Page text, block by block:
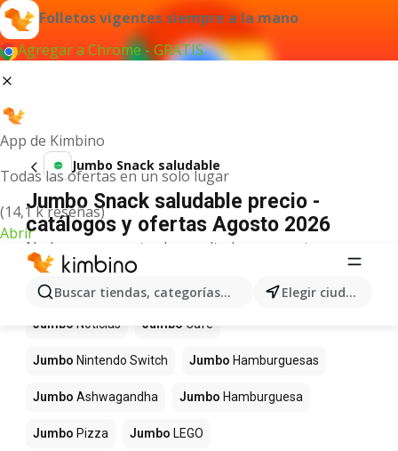
Folletos vigentes siempre a la mano
Agregar a Chrome - GRATIS
App de Kimbino
Todas las ofertas en un solo lugar
(14,1 k reseñas)
Abrir
Buscar tiendas, categorías, productos... Elegir ciudad
Jumbo Snack saludable
Jumbo Snack saludable precio -
catálogos y ofertas Agosto 2026
No hemos encontrado resultados para este
término.
Más productos en tiendas Jumbo
Jumbo Noticias Jumbo Café
Jumbo Nintendo Switch Jumbo Hamburguesas
Jumbo Ashwagandha Jumbo Hamburguesa
Jumbo Pizza Jumbo LEGO